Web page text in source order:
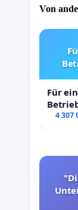
Von
Für
4 307